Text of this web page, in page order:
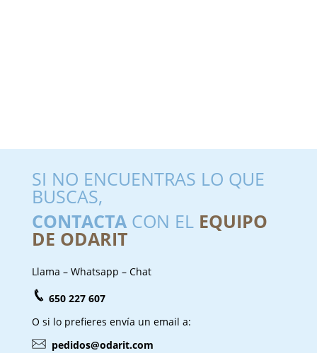
SI NO ENCUENTRAS LO QUE
BUSCAS,
CONTACTACON EL EQUIPO
DE ODARIT
Llama – Whatsapp – Chat
650 227 607
O si lo prefieres envía un email a:
pedidos@odarit.com